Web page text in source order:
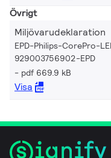
Övrigt
Miljövarudeklaration
EPD-Philips-CorePro-
929003756902-EPD
pdf 669.9 kB
Visa